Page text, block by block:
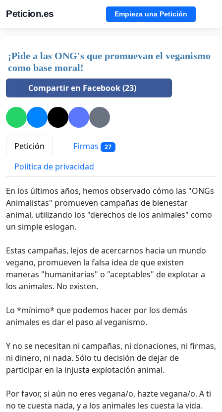
Peticion.es Empieza una Petición
¡Pide a las ONG's que promuevan el veganismo
como base moral!
Compartir en Facebook (23)
Petición Firmas 27
Política de privacidad
En los últimos años, hemos observado cómo las "ONGs
Animalistas" promueven campañas de bienestar
animal, utilizando los "derechos de los animales" como
un simple eslogan.
Estas campañas, lejos de acercarnos hacia un mundo
vegano, promueven la falsa idea de que existen
maneras "humanitarias" o "aceptables" de explotar a
los animales. No existen.
Lo *mínimo* que podemos hacer por los demás
animales es dar el paso al veganismo.
Y no se necesitan ni campañas, ni donaciones, ni firmas,
ni dinero, ni nada. Sólo tu decisión de dejar de
participar en la injusta explotación animal.
Por favor, si aún no eres vegana/o, hazte vegana/o. A ti
no te cuesta nada, y a los animales les cuesta la vida.